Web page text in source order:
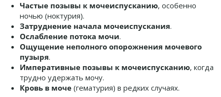
Частые позывы к мочеиспусканию, особенно
ночью (ноктурия).
Затруднение начала мочеиспускания.
Ослабление потока мочи.
Ощущение неполного опорожнения мочевого
пузыря.
Императивные позывы к мочеиспусканию, когда
трудно удержать мочу.
Кровь в моче (гематурия) в редких случаях.